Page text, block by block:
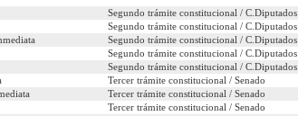
Materias
Segundo trámite constitucional / C.Diputados
Segundo trámite constitucional / C.Diputados
Segundo trámite constitucional / C.Diputados
Segundo trámite constitucional / C.Diputados
Segundo trámite constitucional / C.Diputados
Tercer trámite constitucional / Senado
Tercer trámite constitucional / Senado
Tercer trámite constitucional / Senado